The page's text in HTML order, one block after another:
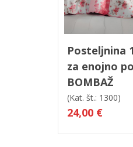
V košarico
Posteljnina
za enojno
BOMBAŽ
(Kat. št.: 1300)
24,00 €